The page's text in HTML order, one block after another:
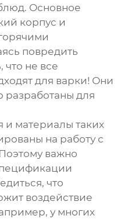
Основное
корпус и
повредить
не все
для варки! Они
для
и материалы таких
на работу с
важно
что
воздействие
у многих